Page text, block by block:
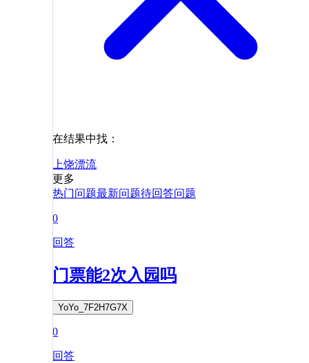
在结果中找：
上饶漂流
更多
热门问题最新问题待回答问题
0
回答
门票能2次入园吗
YoYo_7F2H7G7X
0
回答